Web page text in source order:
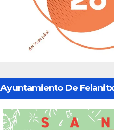
Ayuntamiento De Felanitx